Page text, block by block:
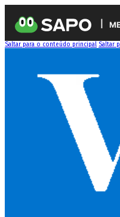
Saltar para o conteúdo principal Saltar